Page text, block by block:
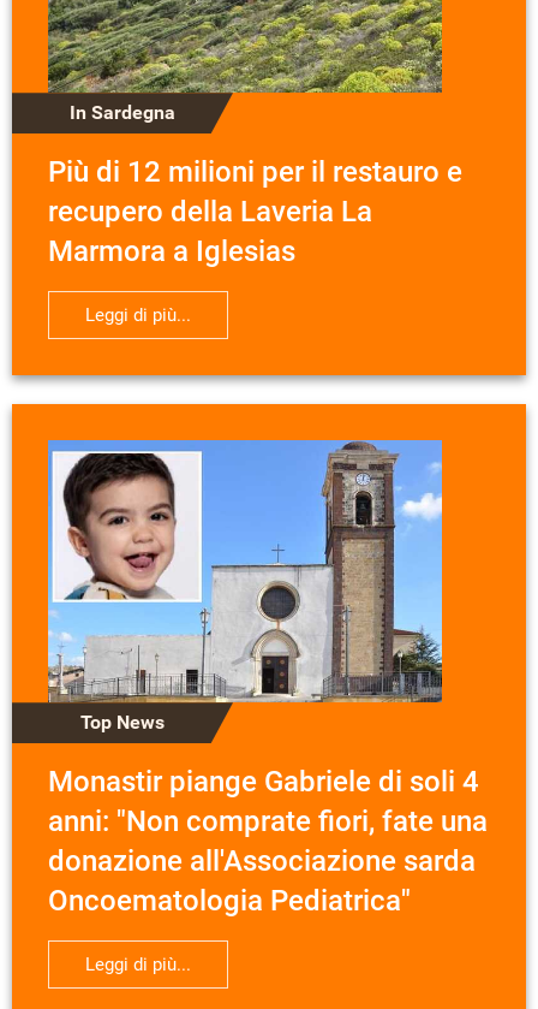
In Sardegna
Più di 12 milioni per il restauro e
recupero della Laveria La
Marmora a Iglesias
Leggi di più...
Top News
Monastir piange Gabriele di soli 4
anni: "Non comprate fiori, fate una
donazione all'Associazione sarda
Oncoematologia Pediatrica"
Leggi di più...